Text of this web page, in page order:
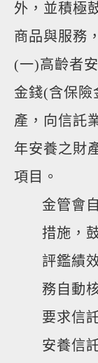
外，並積極
商品與服務
(一)高齡者
金錢(含保險
產，向信託
年安養之財
項目。
金管會
措施，
評鑑績
務自動
要求信
安養信